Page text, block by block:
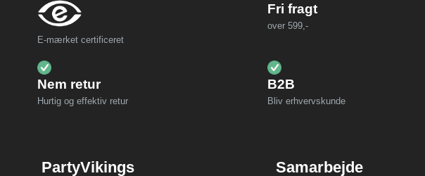
E-mærket certificeret
Fri fragt
over 599,-
Nem retur
Hurtig og effektiv retur
B2B
Bliv erhvervskunde
PartyVikings Samarbejde